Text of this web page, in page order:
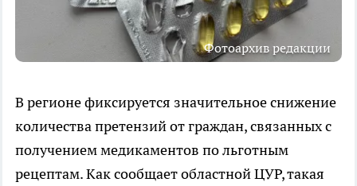
Фотоархив редакции
В регионе фиксируется значительное снижение
количества претензий от граждан, связанных с
получением медикаментов по льготным
рецептам. Как сообщает областной ЦУР, такая